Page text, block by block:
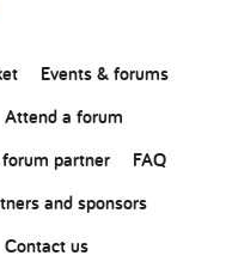
Events & forums
Attend a forum
partner
FAQ
and sponsors
Contact us